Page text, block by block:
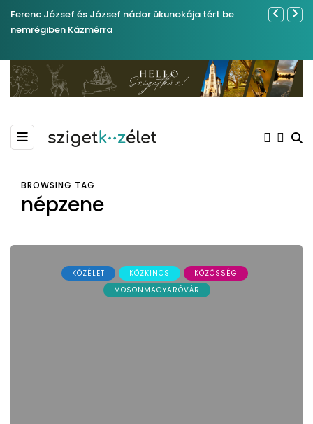
Ferenc József és József nádor ükunokája tért be
nemrégiben Kázmérra
Év
BROWSING TAG
népzene
KÖZÉLET KÖZKINCS
KÖZÖSSÉG
MOSONMAGYARÓVÁR